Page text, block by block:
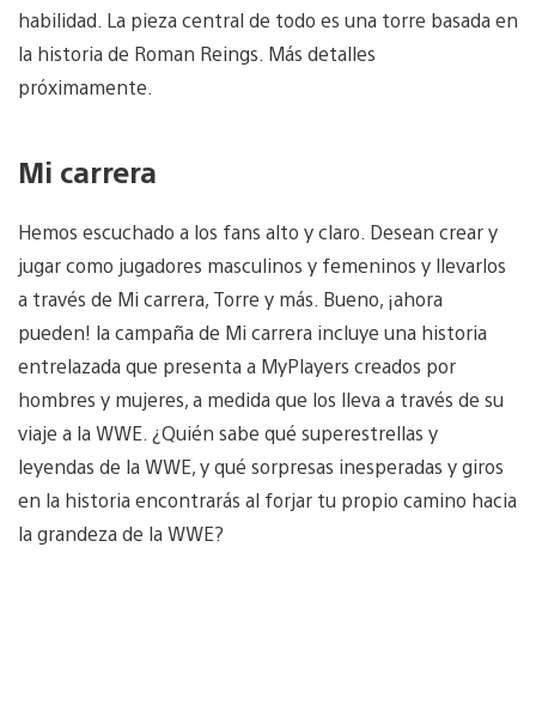
habilidad. La pieza central de todo es una torre basada en
la historia de Roman Reings. Más detalles
próximamente.
Mi carrera
Hemos escuchado a los fans alto y claro. Desean crear y
jugar como jugadores masculinos y femeninos y llevarlos
a través de Mi carrera, Torre y más. Bueno, ¡ahora
pueden! la campaña de Mi carrera incluye una historia
entrelazada que presenta a MyPlayers creados por
hombres y mujeres, a medida que los lleva a través de su
viaje a la WWE. ¿Quién sabe qué superestrellas y
leyendas de la WWE, y qué sorpresas inesperadas y giros
en la historia encontrarás al forjar tu propio camino hacia
la grandeza de la WWE?